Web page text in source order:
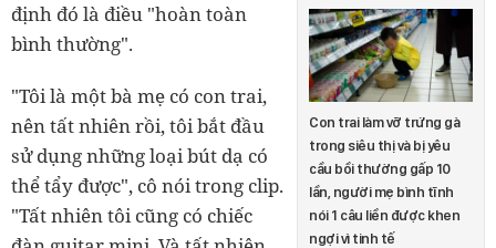
Con trai làm vỡ trứng gà
trong siêu thị và bị yêu
cầu bồi thường gấp 10
lần, người mẹ bình tĩnh
nói 1 câu liền được khen
ngợi vì tinh tế
định đó là điều "hoàn toàn
bình thường".
"Tôi là một bà mẹ có con trai,
nên tất nhiên rồi, tôi bắt đầu
sử dụng những loại bút dạ có
thể tẩy được", cô nói trong clip.
"Tất nhiên tôi cũng có chiếc